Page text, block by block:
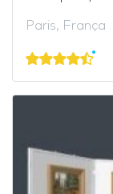
Paris, França